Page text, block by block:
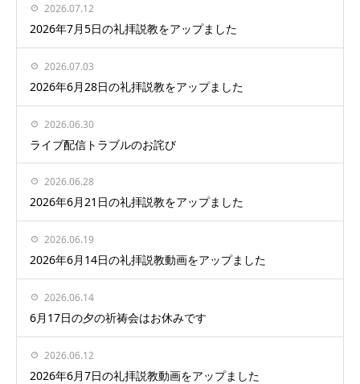
2026.07.12
2026年7月5日の礼拝説教をアップました
2026.07.03
2026年6月28日の礼拝説教をアップました
2026.06.30
ライブ配信トラブルのお詫び
2026.06.28
2026年6月21日の礼拝説教をアップました
2026.06.19
2026年6月14日の礼拝説教動画をアップました
2026.06.14
6月17日の夕の祈祷会はお休みです
2026.06.12
2026年6月7日の礼拝説教動画をアップました